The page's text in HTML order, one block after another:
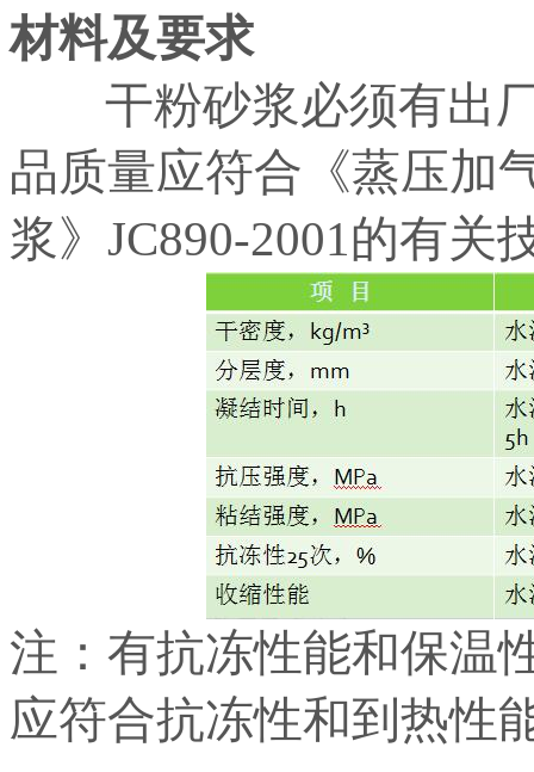
材料及要求
干粉砂浆必须有出厂
品质量应符合《蒸压加
浆》JC890-2001的有关
注：有抗冻性能和保温
应符合抗冻性和到热性